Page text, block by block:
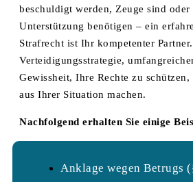
beschuldigt werden, Zeuge sind
Unterstützung benötigen – ein
Strafrecht ist Ihr kompetenter
Verteidigungsstrategie,
Gewissheit, Ihre Rechte zu schützen,
aus Ihrer Situation machen.
Nachfolgend erhalten Sie einige
Anklage wegen Betrugs